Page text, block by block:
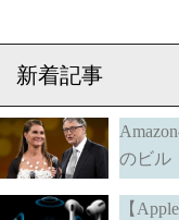
新着記事
のビル
【